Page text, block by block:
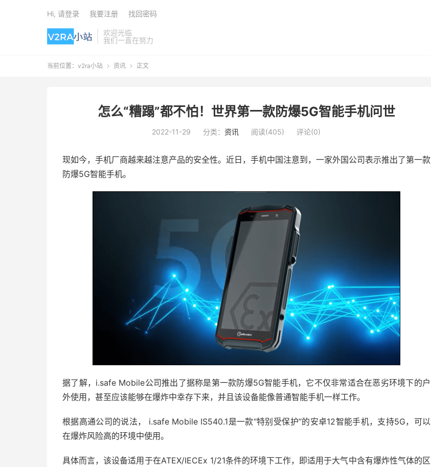
欢迎光临
我们一直在努力
Hi, 请登录 我要注册 找回密码
当前位置： v2ra小站  资讯  正文
怎么“糟蹋”都不怕！世界第一款防爆5G智能手机问世
2022-11-29 分类： 资讯 阅读(405) 评论(0)
现如今，手机厂商越来越注意产品的安全性。近日，手机中国注意到，一家外国公司表示推出了第一款
防爆5G智能手机。
据了解，i.safe Mobile公司推出了据称是第一款防爆5G智能手机，它不仅非常适合在恶劣环境下的户
外使用，甚至应该能够在爆炸中幸存下来，并且该设备能像普通智能手机一样工作。
根据高通公司的说法， i.safe Mobile IS540.1是一款“特别受保护”的安卓12智能手机，支持5G，可以
在爆炸风险高的环境中使用。
具体而言，该设备适用于在ATEX/IECEx 1/21条件的环境下工作，即适用于大气中含有爆炸性气体的区